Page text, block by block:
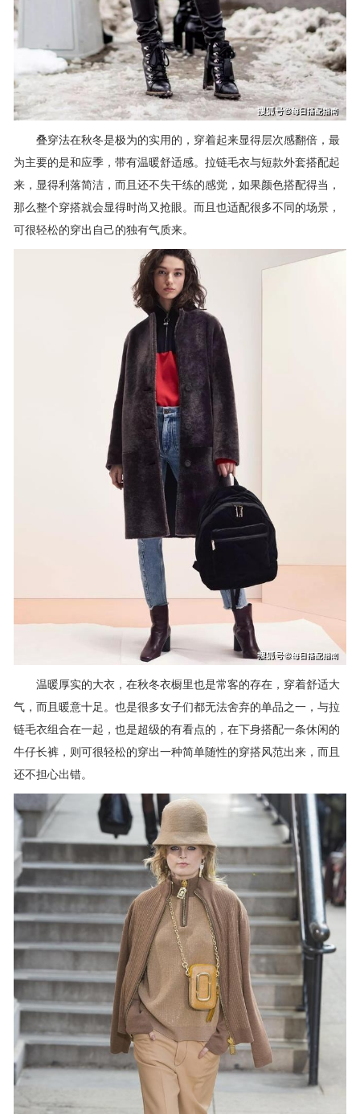
叠穿法在秋冬是极为的实用的，穿着起来显得层次感翻倍，最
为主要的是和应季，带有温暖舒适感。拉链毛衣与短款外套搭配起
来，显得利落简洁，而且还不失干练的感觉，如果颜色搭配得当，
那么整个穿搭就会显得时尚又抢眼。而且也适配很多不同的场景，
可很轻松的穿出自己的独有气质来。
温暖厚实的大衣，在秋冬衣橱里也是常客的存在，穿着舒适大
气，而且暖意十足。也是很多女子们都无法舍弃的单品之一，与拉
链毛衣组合在一起，也是超级的有看点的，在下身搭配一条休闲的
牛仔长裤，则可很轻松的穿出一种简单随性的穿搭风范出来，而且
还不担心出错。